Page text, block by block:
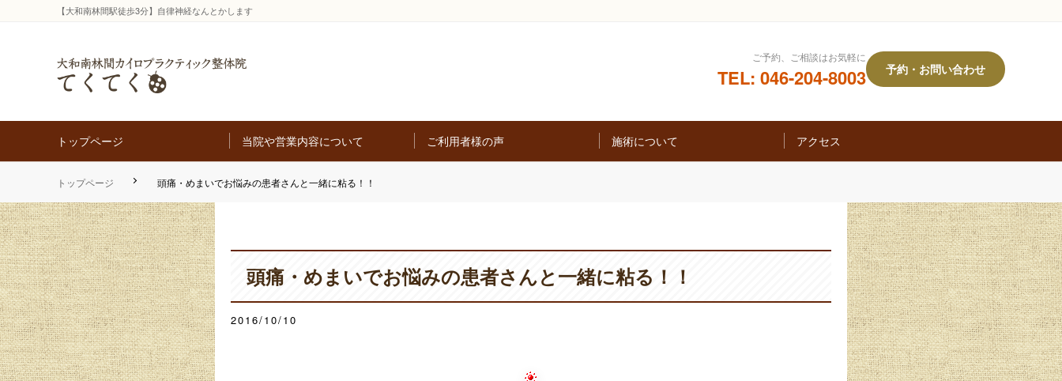
【大和南林間駅徒歩3分】自律神経なんとかします
ご予約、ご相談はお気軽に
TEL: 046-204-8003 予約・お問い合わせ
トップページ 当院や営業内容について ご利用者様の声 施術について アクセス
トップページ 頭痛・めまいでお悩みの患者さんと一緒に粘る！！
頭痛・めまいでお悩みの患者さんと一緒に粘る！！
2016/10/10